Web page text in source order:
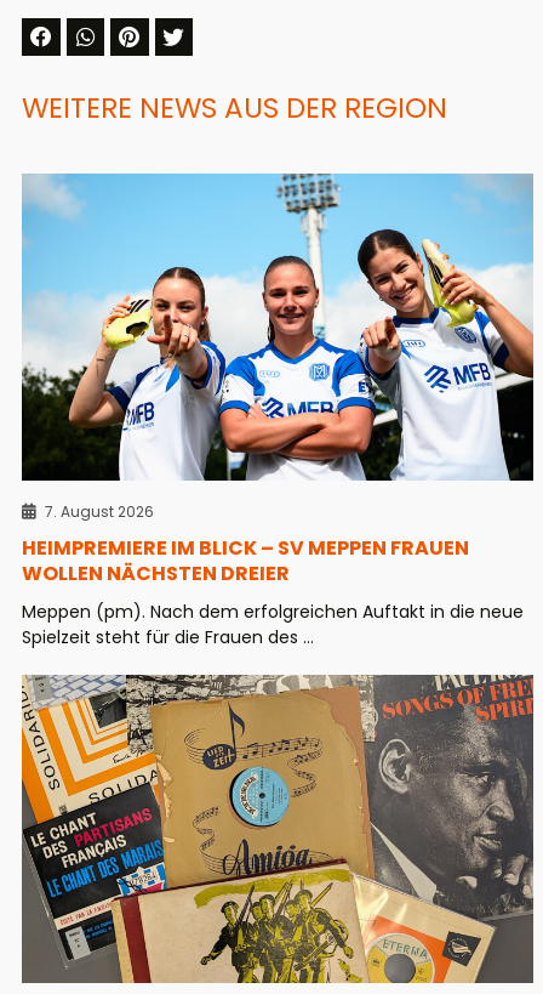
WEITERE NEWS AUS DER REGION
7. August 2026
HEIMPREMIERE IM BLICK – SV MEPPEN FRAUEN
WOLLEN NÄCHSTEN DREIER
Meppen (pm). Nach dem erfolgreichen Auftakt in die neue
Spielzeit steht für die Frauen des ...